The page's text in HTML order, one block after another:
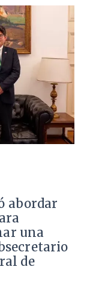
abordar
una
de